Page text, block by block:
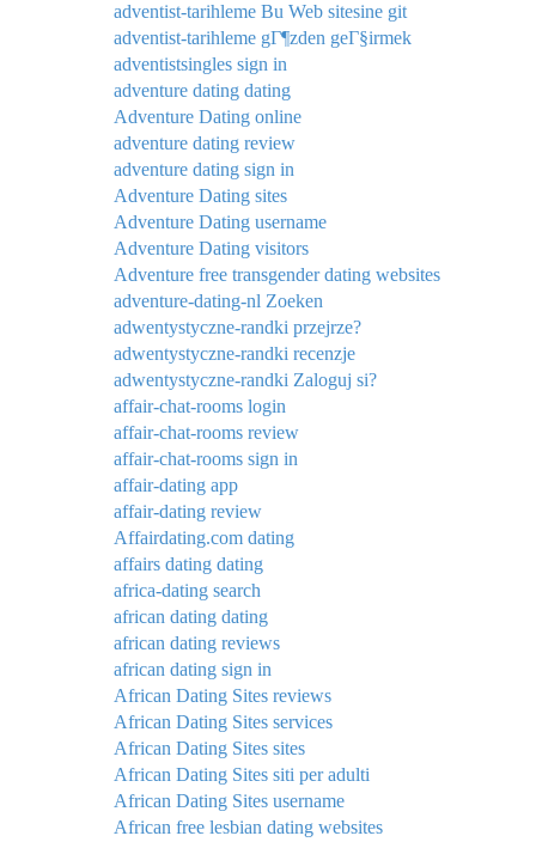
adventist-tarihleme Bu Web sitesine git
adventist-tarihleme gГ¶zden geГ§irmek
adventistsingles sign in
adventure dating dating
Adventure Dating online
adventure dating review
adventure dating sign in
Adventure Dating sites
Adventure Dating username
Adventure Dating visitors
Adventure free transgender dating websites
adventure-dating-nl Zoeken
adwentystyczne-randki przejrze?
adwentystyczne-randki recenzje
adwentystyczne-randki Zaloguj si?
affair-chat-rooms login
affair-chat-rooms review
affair-chat-rooms sign in
affair-dating app
affair-dating review
Affairdating.com dating
affairs dating dating
africa-dating search
african dating dating
african dating reviews
african dating sign in
African Dating Sites reviews
African Dating Sites services
African Dating Sites sites
African Dating Sites siti per adulti
African Dating Sites username
African free lesbian dating websites